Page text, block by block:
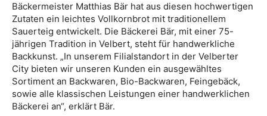
Bäckermeister Matthias Bär hat aus diesen hochwertigen
Zutaten ein leichtes Vollkornbrot mit traditionellem
Sauerteig entwickelt. Die Bäckerei Bär, mit einer 75-
jährigen Tradition in Velbert, steht für handwerkliche
Backkunst. „In unserem Filialstandort in der Velberter
City bieten wir unseren Kunden ein ausgewähltes
Sortiment an Backwaren, Bio-Backwaren, Feingebäck,
sowie alle klassischen Leistungen einer handwerklichen
Bäckerei an“, erklärt Bär.